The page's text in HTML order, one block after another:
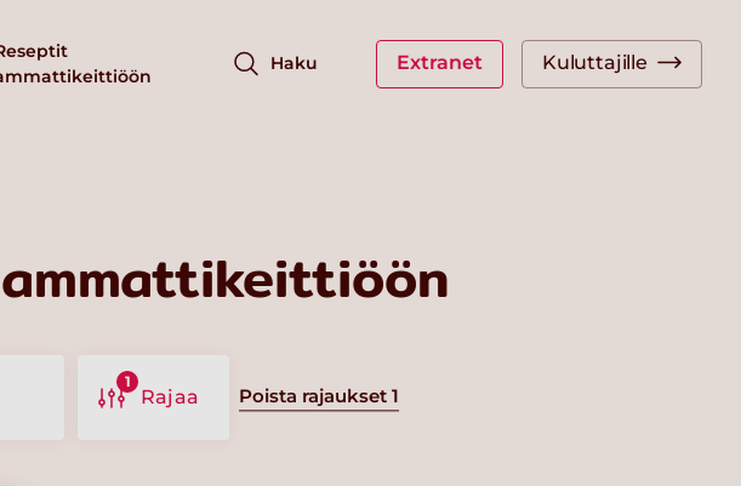
Haku Extranet Kuluttajille
1
Rajaa Poista rajaukset 1